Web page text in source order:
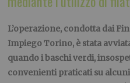
L’operazione, condotta dai
Impiego Torino, è stata
quando i baschi verdi,
convenienti praticati su